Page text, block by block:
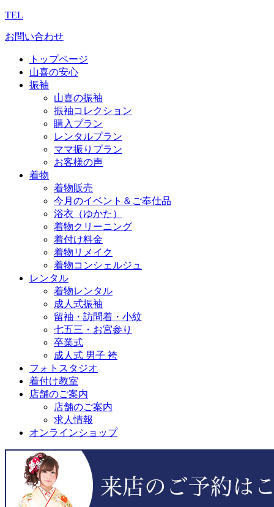
TEL
お問い合わせ
トップページ
山喜の安心
振袖
山喜の振袖
振袖コレクション
購入プラン
レンタルプラン
ママ振りプラン
お客様の声
着物
着物販売
今月のイベント＆ご奉仕品
浴衣（ゆかた）
着物クリーニング
着付け料金
着物リメイク
着物コンシェルジュ
レンタル
着物レンタル
成人式振袖
留袖・訪問着・小紋
七五三・お宮参り
卒業式
成人式 男子 袴
フォトスタジオ
着付け教室
店舗のご案内
店舗のご案内
求人情報
オンラインショップ